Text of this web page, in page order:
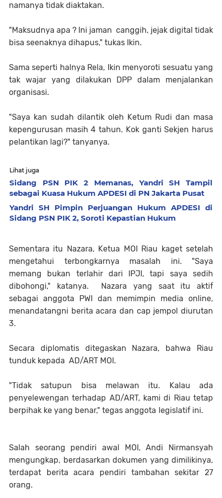
namanya tidak diaktakan.
"Maksudnya apa ? Ini jaman canggih, jejak digital tidak
bisa seenaknya dihapus," tukas Ikin.
Sama seperti halnya Rela, Ikin menyoroti sesuatu yang
tak wajar yang dilakukan DPP dalam menjalankan
organisasi.
"Saya kan sudah dilantik oleh Ketum Rudi dan masa
kepengurusan masih 4 tahun. Kok ganti Sekjen harus
pelantikan lagi?" tanyanya.
Lihat juga
Sidang PSN PIK 2 Memanas, Yandri SH Tampil
sebagai Kuasa Hukum APDESI di PN Jakarta Pusat
Yandri SH Pimpin Perjuangan Hukum APDESI di
Sidang PSN PIK 2, Soroti Kepastian Hukum
Sementara itu Nazara, Ketua MOI Riau kaget setelah
mengetahui terbongkarnya masalah ini. "Saya
memang bukan terlahir dari IPJI, tapi saya sedih
dibohongi," katanya. Nazara yang saat itu aktif
sebagai anggota PWI dan memimpin media online,
menandatangni berita acara dan cap jempol diurutan
3.
Secara diplomatis ditegaskan Nazara, bahwa Riau
tunduk kepada AD/ART MOI.
"Tidak satupun bisa melawan itu. Kalau ada
penyelewengan terhadap AD/ART, kami di Riau tetap
berpihak ke yang benar," tegas anggota legislatif ini.
Salah seorang pendiri awal MOI, Andi Nirmansyah
mengungkap, berdasarkan dokumen yang dimilikinya,
terdapat berita acara pendiri tambahan sekitar 27
orang.